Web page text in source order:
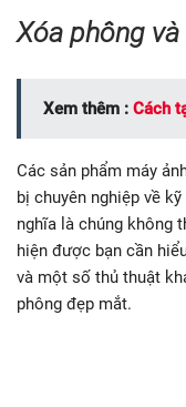
Xóa phông
Xem thêm : Cách
Các sản phẩm máy
bị chuyên nghiệp về
nghĩa là chúng không
hiện được bạn cần
và một số thủ thuật
phông đẹp mắt.